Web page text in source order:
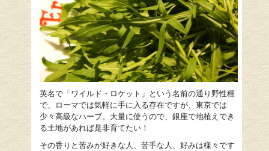
英名で「ワイルド・ロケット」という名前の通り野性種
で、ローマでは気軽に手に入る存在ですが、東京では
少々高級なハーブ。大量に使うので、銀座で地植えでき
る土地があれば是非育てたい！
その香りと苦みが好きな人、苦手な人、好みは様々です